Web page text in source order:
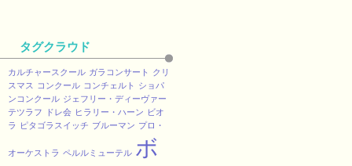
タグクラウド
カルチャースクール ガラコンサート
クリ
スマス
コンクール コンチェルト
ショパ
ンコンクール ジェフリー・ディーヴァー
テツラフ
ドレ会 ヒラリー・ハーン ビオ
ラ
ピタゴラスイッチ ブルーマン プロ・
オーケストラ ペルルミューテル ボ